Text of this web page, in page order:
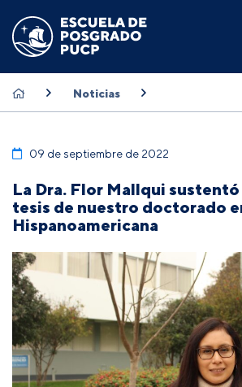
Noticias
09 de septiembre de 2022
La Dra. Flor Mallqui
tesis de nuestro doctorado
Hispanoamericana